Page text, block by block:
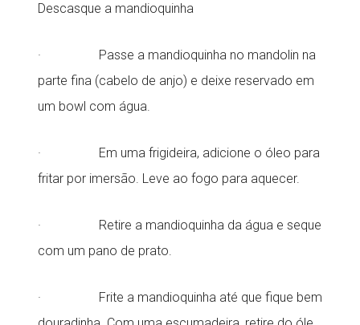
Descasque a mandioquinha
· Passe a mandioquinha no mandolin na
parte fina (cabelo de anjo) e deixe reservado em
um bowl com água.
· Em uma frigideira, adicione o óleo para
fritar por imersão. Leve ao fogo para aquecer.
· Retire a mandioquinha da água e seque
com um pano de prato.
· Frite a mandioquinha até que fique bem